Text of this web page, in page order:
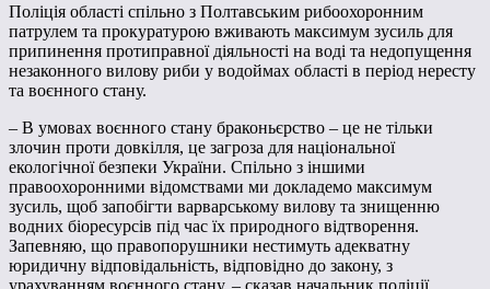
Поліція області спільно з Полтавським рибоохоронним
патрулем та прокуратурою вживають максимум зусиль для
припинення протиправної діяльності на воді та недопущення
незаконного вилову риби у водоймах області в період нересту
та воєнного стану.
– В умовах воєнного стану браконьєрство – це не тільки
злочин проти довкілля, це загроза для національної
екологічної безпеки України. Спільно з іншими
правоохоронними відомствами ми докладемо максимум
зусиль, щоб запобігти варварському вилову та знищенню
водних біоресурсів під час їх природного відтворення.
Запевняю, що правопорушники нестимуть адекватну
юридичну відповідальність, відповідно до закону, з
урахуванням воєнного стану, – сказав начальник поліції